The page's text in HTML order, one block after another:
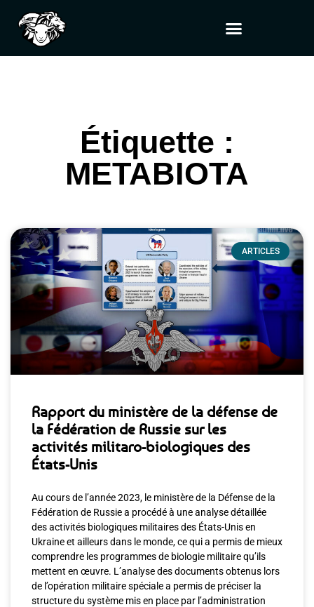
Étiquette :
METABIOTA
ARTICLES
Rapport du ministère de la défense de
la Fédération de Russie sur les
activités militaro-biologiques des
États-Unis
Au cours de l’année 2023, le ministère de la Défense de la
Fédération de Russie a procédé à une analyse détaillée
des activités biologiques militaires des États-Unis en
Ukraine et ailleurs dans le monde, ce qui a permis de mieux
comprendre les programmes de biologie militaire qu’ils
mettent en œuvre. L’analyse des documents obtenus lors
de l’opération militaire spéciale a permis de préciser la
structure du système mis en place par l’administration